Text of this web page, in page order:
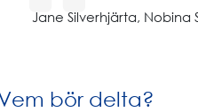
Jane Silverhjärta, Nobina
bör delta?